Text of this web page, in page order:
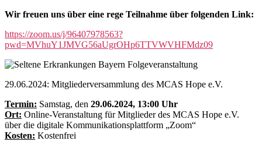
Wir freuen uns über eine rege Teilnahme über folgenden Link:
https://zoom.us/j/96407978563?
pwd=MVhuY1JMVG56aUgrOHp6TTVWVHFMdz09
29.06.2024: Mitgliederversammlung des MCAS Hope e.V.
Termin: Samstag, den 29.06.2024, 13:00 Uhr
Ort: Online-Veranstaltung für Mitglieder des MCAS Hope e.V.
über die digitale Kommunikationsplattform „Zoom“
Kosten: Kostenfrei